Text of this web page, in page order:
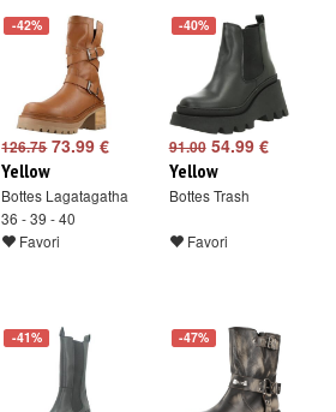
-42%
126.7573.99 €
Yellow
Bottes Lagatagatha
36 - 39 - 40
Favori
-40%
91.0054.99 €
Yellow
Bottes Trash
Favori
-41% -47%